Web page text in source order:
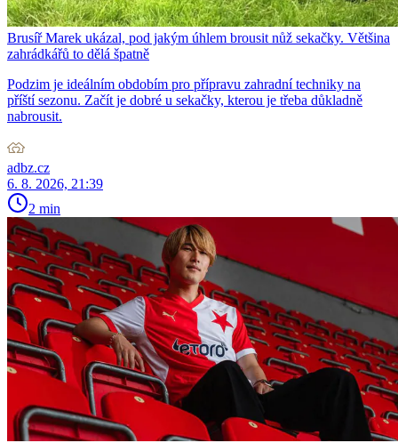
Brusíř Marek ukázal, pod jakým úhlem brousit nůž sekačky. Většina
zahrádkářů to dělá špatně
Podzim je ideálním obdobím pro přípravu zahradní techniky na
příští sezonu. Začít je dobré u sekačky, kterou je třeba důkladně
nabrousit.
adbz.cz
6. 8. 2026, 21:39
2 min